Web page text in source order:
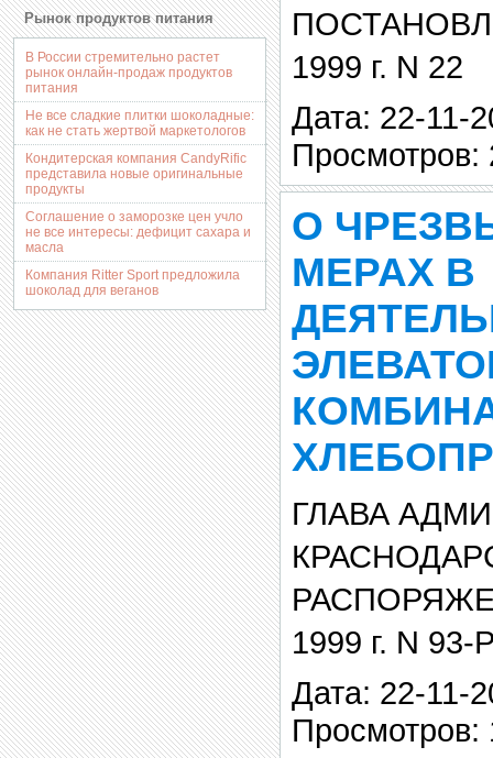
Рынок продуктов питания
В России стремительно растет
рынок онлайн-продаж продуктов
питания
Не все сладкие плитки шоколадные:
как не стать жертвой маркетологов
Кондитерская компания CandyRific
представила новые оригинальные
продукты
Соглашение о заморозке цен учло
не все интересы: дефицит сахара и
масла
Компания Ritter Sport предложила
шоколад для веганов
1999 г. N 22
Дата: 22-11-
Просмотров:
О
МЕРАХ В
ГЛАВА
1999 г. N 93-
Дата: 22-11-
Просмотров: